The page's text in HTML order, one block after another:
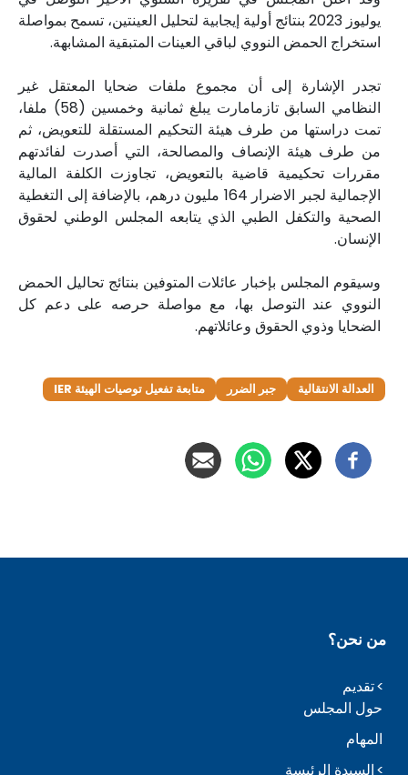
يوليوز 2023 بنتائج أولية إيجابية لتحليل العينتين، تسمح بمواصلة
استخراج الحمض النووي لباقي العينات المتبقية المشابهة.
تجدر الإشارة إلى أن مجموع ملفات ضحايا المعتقل غير
النظامي السابق تازمامارت يبلغ ثمانية وخمسين (58) ملفا،
تمت دراستها من طرف هيئة التحكيم المستقلة للتعويض، ثم
من طرف هيئة الإنصاف والمصالحة، التي أصدرت لفائدتهم
مقررات تحكيمية قاضية بالتعويض، تجاوزت الكلفة المالية
الإجمالية لجبر الاضرار 164 مليون درهم، بالإضافة إلى التغطية
الصحية والتكفل الطبي الذي يتابعه المجلس الوطني لحقوق
الإنسان.
وسيقوم المجلس بإخبار عائلات المتوفين بنتائج تحاليل الحمض
النووي عند التوصل بها، مع مواصلة حرصه على دعم كل
الضحايا وذوي الحقوق وعائلاتهم.
العدالة الانتقالية جبر الضرر متابعة تفعيل توصيات الهيئة IER
من نحن؟
تقديم
حول المجلس
المهام
السيدة الرئيسة